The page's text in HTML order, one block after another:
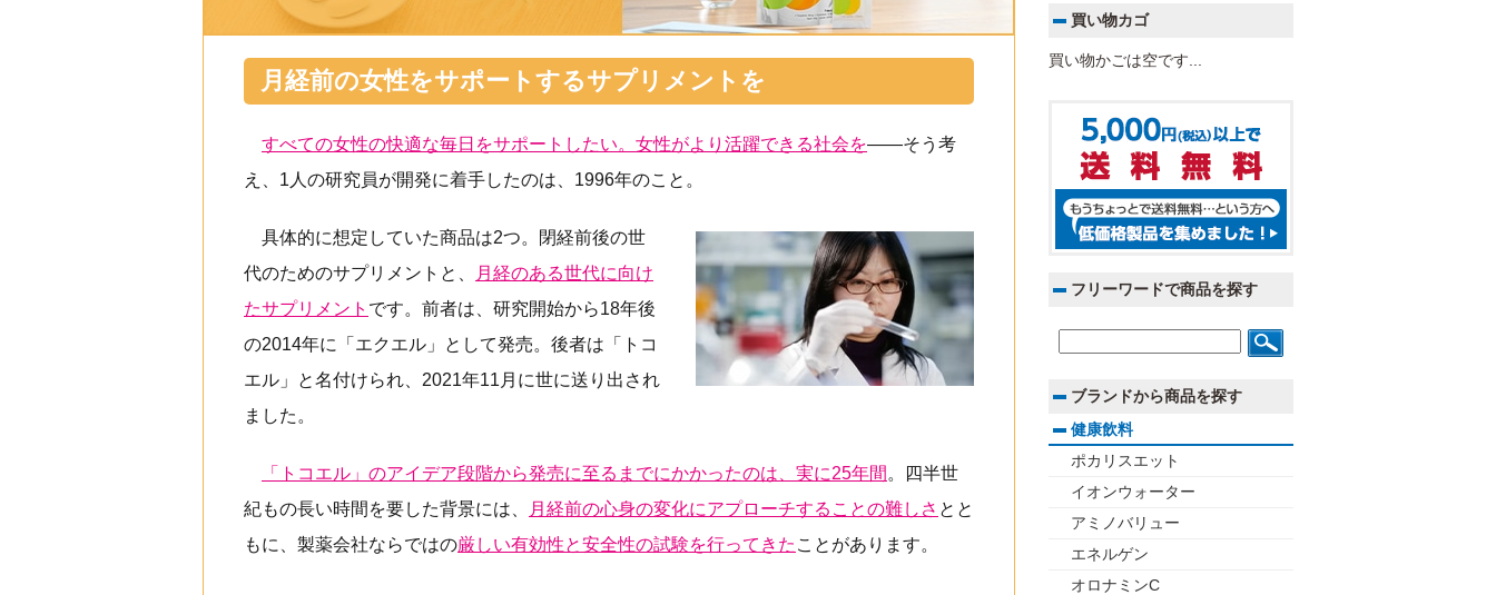
月経前の女性をサポートするサプリメントを
すべての女性の快適な毎日をサポートしたい。女性がより活躍できる社会を――そう考
え、1人の研究員が開発に着手したのは、1996年のこと。
具体的に想定していた商品は2つ。閉経前後の世
代のためのサプリメントと、
月経のある世代に向け
たサプリメント です。前者は、研究開始から18年後
の2014年に「エクエル」として発売。後者は「トコ
エル」と名付けられ、2021年11月に世に送り出され
ました。
「トコエル」のアイデア段階から発売に至るまでにかかったのは、実に25年間 。四半世
紀もの長い時間を要した背景には、
月経前の心身の変化にアプローチすることの難しさ とと
もに、製薬会社ならではの厳しい有効性と安全性の試験を行ってきた ことがあります。
買い物カゴ
買い物かごは空です...
フリーワードで商品を探す
ブランドから商品を探す
健康飲料
ポカリスエット
イオンウォーター
アミノバリュー
エネルゲン
オロナミンC